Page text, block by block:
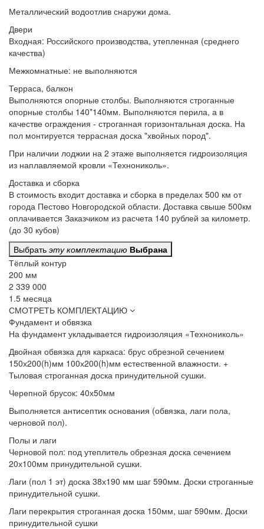
Металлический водоотлив снаружи дома.
Двери
Входная: Российского производства, утепленная (среднего
качества)
Межкомнатные: не выполняются
Терраса, балкон
Выполняются опорные столбы. Выполняются строганные
опорные столбы 140*140мм. Выполняются перила, а в
качестве ограждения - строганная горизонтальная доска. На
пол монтируется террасная доска "хвойных пород".
При наличии лоджии на 2 этаже выполняется гидроизоляция
из наплавляемой кровли «Технониколь».
Доставка и сборка
В стоимость входитдоставка и сборка в пределах 500 км от
города Пестово Новгородской области. Доставка свыше 500км
оплачивается Заказчиком из расчета 140 рублей за километр.
(до 30 кубов)
Выбрать эту комплектацию Выбрана
Тёплый контур
200 мм
2 339 000
1.5 месяца
СМОТРЕТЬ КОМПЛЕКТАЦИЮ
Фундамент и обвязка
На фундаментукладывается гидроизоляция «Технониколь»
Двойная обвязка для каркаса: брус обрезной сечением
150х200(h)мм 100х200(h)мм естественной влажности. +
Тыловая строганная доска принудительной сушки.
Черепной брусок: 40х50мм
Выполняется антисептик основания (обвязка, лаги пола,
черновой пол).
Полы и лаги
Черновой пол: под утеплитель обрезная доска сечением
20х100мм принудительной сушки.
Лаги (пол 1 эт) доска 38х190 мм шаг 590мм. Доски строганные
принудительной сушки.
Лаги перекрытия строганная доска 150мм, шаг 590мм. Доски
принудительной сушки